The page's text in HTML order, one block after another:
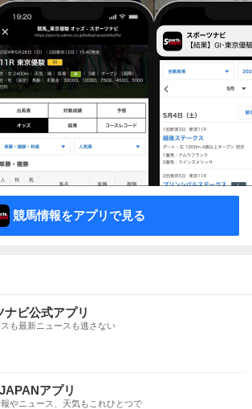
競馬情報をアプリで見る
ナビ公式アプリ
も最新ニュースも逃さない
アプリ
やニュース、天気もこれひとつで